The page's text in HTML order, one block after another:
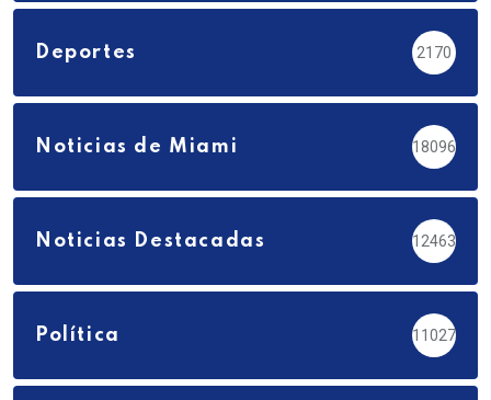
Deportes 2170
Noticias de Miami 18096
Noticias Destacadas 12463
Política 11027